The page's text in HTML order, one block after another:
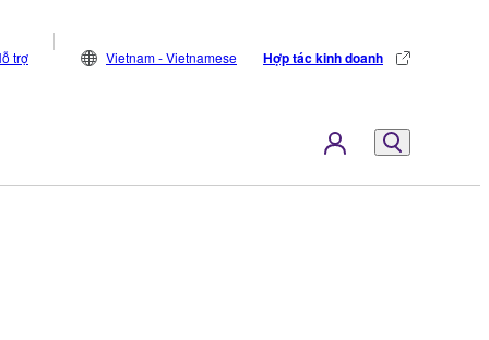
trợ Vietnam - Vietnamese Hợp tác kinh doanh